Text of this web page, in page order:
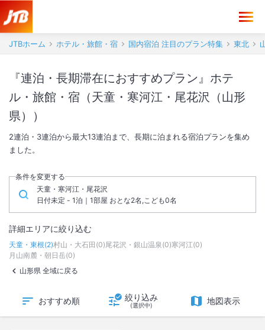
JTBホーム ホテル・旅館・宿 国内宿泊 注目のプラン特集 東北
『連泊・長期滞在におすすめプラン』ホテ
ル・旅館・宿（天童・寒河江・尾花沢（山形
県））
2連泊・3連泊から最大13連泊まで、長期に泊まれる宿泊プランを集め
ました。
条件を変更する
天童・寒河江・尾花沢
日付未定 - 1泊｜1部屋 おとな2名,こども0名
詳細エリアに絞り込む
天童・東根(2)村山・大石田 (0)尾花沢・銀山温泉(0)寒河江(0)
月山南麓・朝日岳(0)
山形県 全域に戻る
おすすめ順 絞り込み
(選択中) 地図表示